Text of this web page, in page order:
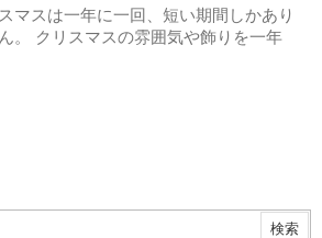
マスは一年に一回、短い期間しかあり
。 クリスマスの雰囲気や飾りを一年